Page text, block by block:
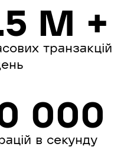
M +
транзакцій
000
в секунду